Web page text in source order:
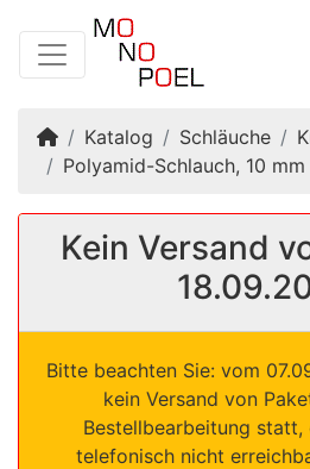
Startseite
Katalog Schläuche
Polyamid-Schlauch, 10 mm
Kein Versand
Bitte beachten Sie: vom
kein Versand von
Bestellbearbeitung statt,
telefonisch nicht